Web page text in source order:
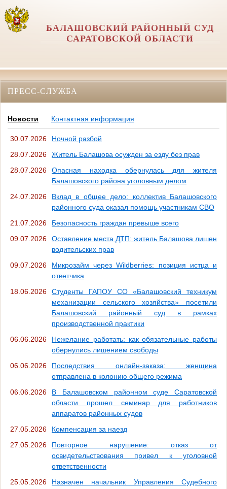
БАЛАШОВСКИЙ РАЙОННЫЙ СУД
САРАТОВСКОЙ ОБЛАСТИ
ПРЕСС-СЛУЖБА
Новости Контактная информация
30.07.2026
Ночной разбой
28.07.2026
Житель Балашова осужден за езду без прав
28.07.2026
Опасная находка обернулась для жителя
Балашовского района уголовным делом
24.07.2026
Вклад в общее дело: коллектив Балашовского
районного суда оказал помощь участникам СВО
21.07.2026
Безопасность граждан превыше всего
09.07.2026
Оставление места ДТП: житель Балашова лишен
водительских прав
09.07.2026
Микрозайм через Wildberries: позиция истца и
ответчика
18.06.2026
Студенты ГАПОУ СО «Балашовский техникум
механизации сельского хозяйства» посетили
Балашовский районный суд в рамках
производственной практики
06.06.2026
Нежелание работать: как обязательные работы
обернулись лишением свободы
06.06.2026
Последствия онлайн-заказа: женщина
отправлена в колонию общего режима
06.06.2026
В Балашовском районном суде Саратовской
области прошел семинар для работников
аппаратов районных судов
27.05.2026
Компенсация за наезд
27.05.2026
Повторное нарушение: отказ от
освидетельствования привел к уголовной
ответственности
25.05.2026
Назначен начальник Управления Судебного